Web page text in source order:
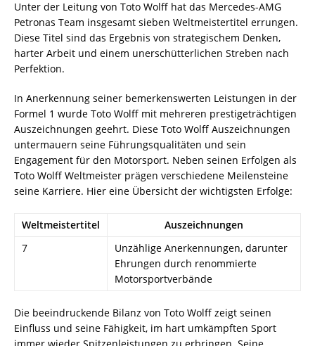
Unter der Leitung von Toto Wolff hat das Mercedes-AMG
Petronas Team insgesamt sieben Weltmeistertitel errungen.
Diese Titel sind das Ergebnis von strategischem Denken,
harter Arbeit und einem unerschütterlichen Streben nach
Perfektion.
In Anerkennung seiner bemerkenswerten Leistungen in der
Formel 1 wurde Toto Wolff mit mehreren prestigeträchtigen
Auszeichnungen geehrt. Diese Toto Wolff Auszeichnungen
untermauern seine Führungsqualitäten und sein
Engagement für den Motorsport. Neben seinen Erfolgen als
Toto Wolff Weltmeister prägen verschiedene Meilensteine
seine Karriere. Hier eine Übersicht der wichtigsten Erfolge:
Weltmeistertitel
Auszeichnungen
7
Unzählige Anerkennungen, darunter
Ehrungen durch renommierte
Motorsportverbände
Die beeindruckende Bilanz von Toto Wolff zeigt seinen
Einfluss und seine Fähigkeit, im hart umkämpften Sport